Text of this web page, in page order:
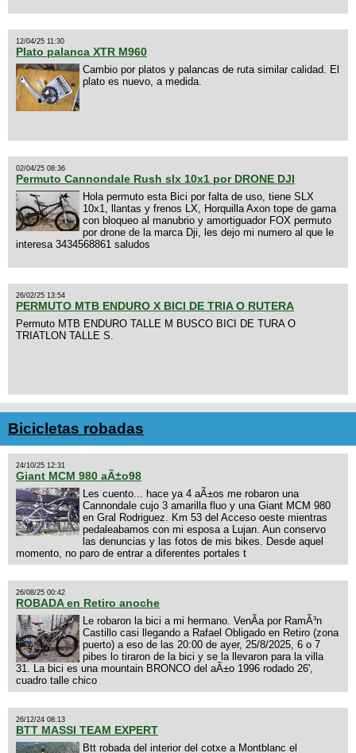
12/04/25 11:30
Plato palanca XTR M960
Cambio por platos y palancas de ruta similar calidad. El
plato es nuevo, a medida.
02/04/25 08:36
Permuto Cannondale Rush slx 10x1 por DRONE DJI
Hola permuto esta Bici por falta de uso, tiene SLX
10x1, llantas y frenos LX, Horquilla Axon tope de gama
con bloqueo al manubrio y amortiguador FOX permuto
por drone de la marca Dji, les dejo mi numero al que le
interesa 3434568861 saludos
26/02/25 13:54
PERMUTO MTB ENDURO X BICI DE TRIA O RUTERA
Permuto MTB ENDURO TALLE M BUSCO BICI DE TURA O
TRIATLON TALLE S.
Bicicletas robadas
24/10/25 12:31
Giant MCM 980 aÃ±o98
Les cuento... hace ya 4 aÃ±os me robaron una
Cannondale cujo 3 amarilla fluo y una Giant MCM 980
en Gral Rodriguez. Km 53 del Acceso oeste mientras
pedaleabamos con mi esposa a Lujan. Aun conservo
las denuncias y las fotos de mis bikes. Desde aquel
momento, no paro de entrar a diferentes portales t
26/08/25 00:42
ROBADA en Retiro anoche
Le robaron la bici a mi hermano. VenÃ­a por RamÃ³n
Castillo casi llegando a Rafael Obligado en Retiro (zona
puerto) a eso de las 20:00 de ayer, 25/8/2025, 6 o 7
pibes lo tiraron de la bici y se la llevaron para la villa
31. La bici es una mountain BRONCO del aÃ±o 1996 rodado 26',
cuadro talle chico
26/12/24 08:13
BTT MASSI TEAM EXPERT
Btt robada del interior del cotxe a Montblanc el